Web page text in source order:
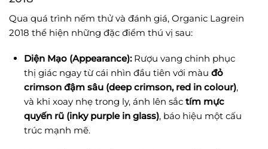
Qua quá trình nếm thử và đánh giá, Organic Lagrein
2018 thể hiện những đặc điểm thú vị sau:
Diện Mạo (Appearance):Rượu vang chinh phục
thị giác ngay từ cái nhìn đầu tiên với màu đỏ
crimson đậm sâu (deep crimson, red in colour),
và khi xoay nhẹ trong ly, ánh lên sắc tím mực
quyến rũ (inky purple in glass), báo hiệu một cấu
trúc mạnh mẽ.